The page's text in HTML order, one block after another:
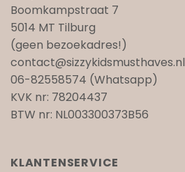
Boomkampstraat 7
5014 MT Tilburg
(geen bezoekadres!)
contact@sizzykidsmusthaves.nl
06-82558574 (Whatsapp)
KVK nr: 78204437
BTW nr: NL003300373B56
KLANTENSERVICE